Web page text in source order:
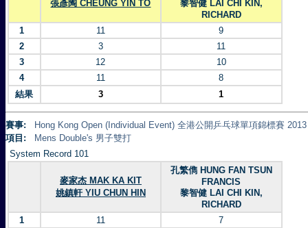
張彥陶 CHEUNG YIN TO
黎智健 LAI CHI KIN,
RICHARD
1
11
9
2
3
11
3
12
10
4
11
8
結果
3 1
賽事:
Hong Kong Open (Individual Event) 全港公開乒乓球單項錦標賽 2013
項目:
Mens Double's 男子雙打
System Record 101
麥家杰 MAK KA KIT
姚鎮軒 YIU CHUN HIN
孔繁儁 HUNG FAN TSUN
FRANCIS
黎智健 LAI CHI KIN,
RICHARD
1
11
7